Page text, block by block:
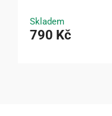
Skladem
790 Kč